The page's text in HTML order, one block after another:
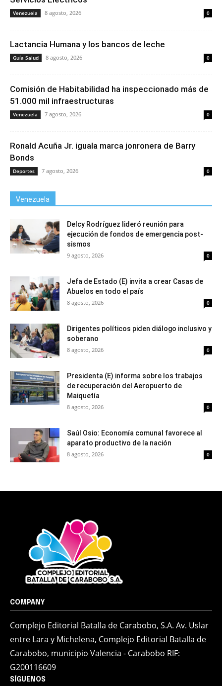
Venezuela 8 agosto, 2026 0
Lactancia Humana y los bancos de leche
Guía Salud 8 agosto, 2026 0
Comisión de Habitabilidad ha inspeccionado más de
51.000 mil infraestructuras
Venezuela 7 agosto, 2026 0
Ronald Acuña Jr. iguala marca jonronera de Barry
Bonds
Deportes 7 agosto, 2026 0
Venezuela
Delcy Rodríguez lideró reunión para
ejecución de fondos de emergencia post-
sismos
9 agosto, 2026 0
Jefa de Estado (E) invita a crear Casas de
Abuelos en todo el país
8 agosto, 2026 0
Dirigentes políticos piden diálogo inclusivo y
soberano
8 agosto, 2026 0
Presidenta (E) informa sobre los trabajos
de recuperación del Aeropuerto de
Maiquetía
8 agosto, 2026 0
Saúl Osio: Economía comunal favorece al
aparato productivo de la nación
8 agosto, 2026 0
COMPANY
Complejo Editorial Batalla de Carabobo, S.A. Av. Uslar
entre Lara y Michelena, Complejo Editorial Batalla de
Carabobo, municipio Valencia - Carabobo RIF:
G200116609
SÍGUENOS